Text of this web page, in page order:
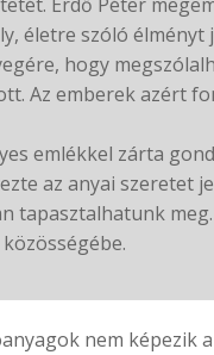
életre szóló
hogy
Az emberek azért
emlékkel zárta
az anyai szeretet
tapasztalhatunk
nem képezik